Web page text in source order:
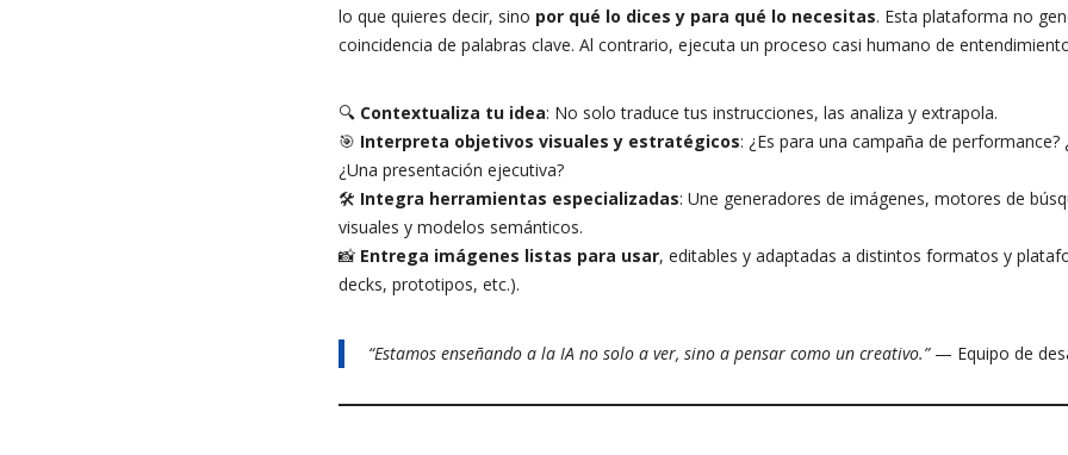
lo que quieres decir, sino por qué lo dices y para qué lo necesitas. Esta plataforma no
coincidencia de palabras clave. Al contrario, ejecuta un proceso casi humano de
🔍 Contextualiza tu idea: No solo traduce tus instrucciones, las analiza y extrapola.
🎯 Interpreta objetivos visuales y estratégicos: ¿Es para una campaña de
¿Una presentación ejecutiva?
🛠️ Integra herramientas especializadas: Une generadores de imágenes, motores de
visuales y modelos semánticos.
📸 Entrega imágenes listas para usar, editables y adaptadas a distintos formatos y
decks, prototipos, etc.).
“Estamos enseñando a la IA no solo a ver, sino a pensar como un creativo.”— Equipo de